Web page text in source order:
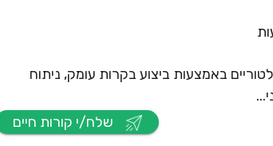
באמצעות ביצוע בקרות עומק, ניתוח